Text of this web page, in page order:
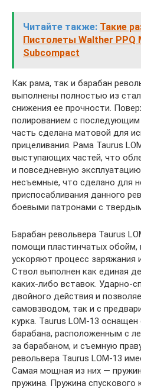
Читайте также: Такие
Пистолеты Walther PPQ
Subcompact
Как рама, так и барабан
выполнены полностью из
снижения ее прочности.
полированием с последующим
часть сделана матовой для
прицеливания. Рама Taurus
выступающих частей, что
и повседневную
несъемные, что сделано для
приспосабливания данного
боевыми патронами с
Барабан револьвера Taurus
помощи пластинчатых обойм,
ускоряют процесс заряжания
Ствол выполнен как единая
каких-либо вставок. Ударно-
двойного действия и
самовзводом, так и с
курка. Taurus LOM-13
барабана, расположенным с
за барабаном, и съемную
револьвера Taurus LOM-13
Самая мощная из них —
пружина. Пружина